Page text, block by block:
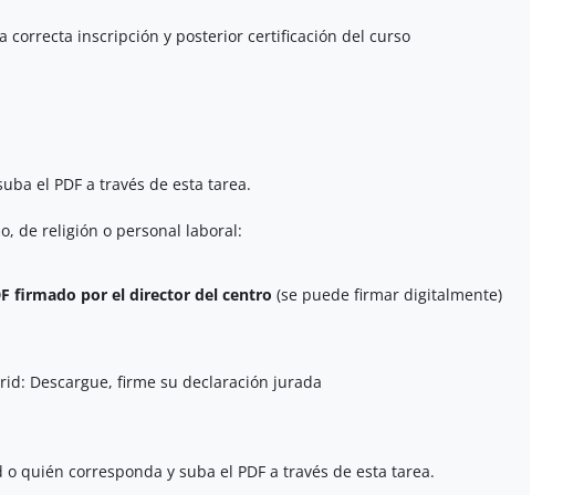
inscripción y posterior certificación del curso
el PDF a través de esta tarea.
de religión o personal laboral:
firmado por el director del centro (se puede firmar digitalmente)
Descargue, firme su declaración jurada
quién corresponda y suba el PDF a través de esta tarea.